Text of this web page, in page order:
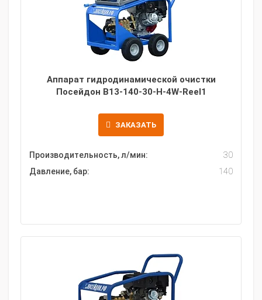
Аппарат гидродинамической очистки
Посейдон B13-140-30-H-4W-Reel1
ЗАКАЗАТЬ
Производительность, л/мин:
30
Давление, бар:
140